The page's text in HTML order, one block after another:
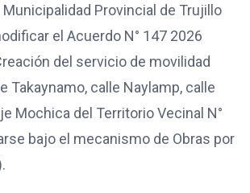
Municipalidad Provincial de Trujillo
el Acuerdo N° 147 2026
del servicio de movilidad
Takaynamo, calle Naylamp, calle
Mochica del Territorio Vecinal N°
bajo el mecanismo de Obras por